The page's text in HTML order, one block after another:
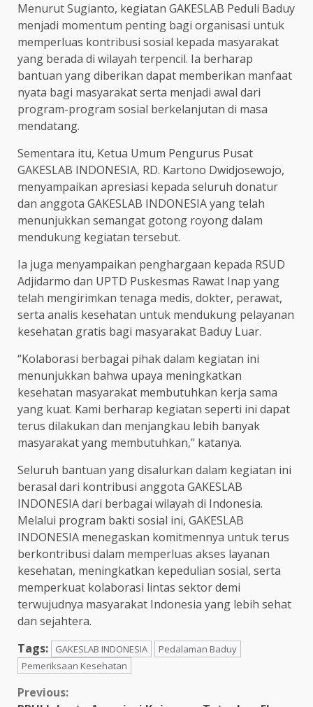
Menurut Sugianto, kegiatan GAKESLAB Peduli Baduy
menjadi momentum penting bagi organisasi untuk
memperluas kontribusi sosial kepada masyarakat
yang berada di wilayah terpencil. Ia berharap
bantuan yang diberikan dapat memberikan manfaat
nyata bagi masyarakat serta menjadi awal dari
program-program sosial berkelanjutan di masa
mendatang.
Sementara itu, Ketua Umum Pengurus Pusat
GAKESLAB INDONESIA, RD. Kartono Dwidjosewojo,
menyampaikan apresiasi kepada seluruh donatur
dan anggota GAKESLAB INDONESIA yang telah
menunjukkan semangat gotong royong dalam
mendukung kegiatan tersebut.
Ia juga menyampaikan penghargaan kepada RSUD
Adjidarmo dan UPTD Puskesmas Rawat Inap yang
telah mengirimkan tenaga medis, dokter, perawat,
serta analis kesehatan untuk mendukung pelayanan
kesehatan gratis bagi masyarakat Baduy Luar.
“Kolaborasi berbagai pihak dalam kegiatan ini
menunjukkan bahwa upaya meningkatkan
kesehatan masyarakat membutuhkan kerja sama
yang kuat. Kami berharap kegiatan seperti ini dapat
terus dilakukan dan menjangkau lebih banyak
masyarakat yang membutuhkan,” katanya.
Seluruh bantuan yang disalurkan dalam kegiatan ini
berasal dari kontribusi anggota GAKESLAB
INDONESIA dari berbagai wilayah di Indonesia.
Melalui program bakti sosial ini, GAKESLAB
INDONESIA menegaskan komitmennya untuk terus
berkontribusi dalam memperluas akses layanan
kesehatan, meningkatkan kepedulian sosial, serta
memperkuat kolaborasi lintas sektor demi
terwujudnya masyarakat Indonesia yang lebih sehat
dan sejahtera.
Tags:
GAKESLAB INDONESIA
Pedalaman Baduy
Pemeriksaan Kesehatan
Continue
Previous: